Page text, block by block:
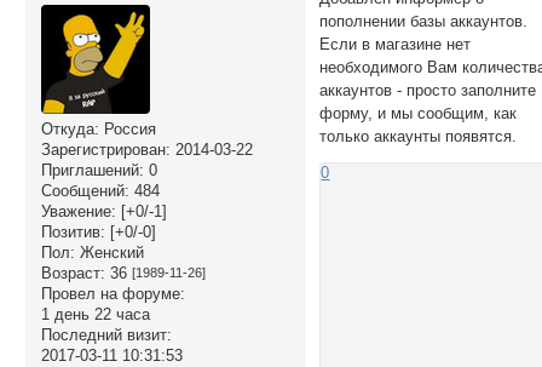
Откуда: Россия
Зарегистрирован: 2014-03-22
Приглашений: 0
Сообщений: 484
Уважение: [+0/-1]
Позитив: [+0/-0]
Пол: Женский
Возраст: 36 [1989-11-26]
Провел на форуме:
1 день 22 часа
Последний визит:
2017-03-11 10:31:53
пополнении базы аккаунтов.
Если в магазине нет
необходимого Вам
аккаунтов - просто заполните
форму, и мы сообщим, как
только аккаунты появятся.
0